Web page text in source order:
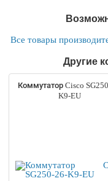
Все товары
Другие
Коммутатор Cisco
K9-EU